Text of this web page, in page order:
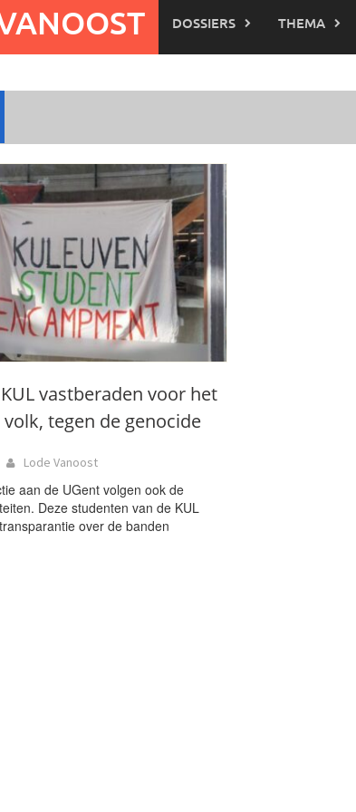
DOSSIERS THEMA
vastberaden voor het
volk, tegen de genocide
Lode Vanoost
aan de UGent volgen ook de
Deze studenten van de KUL
over de banden